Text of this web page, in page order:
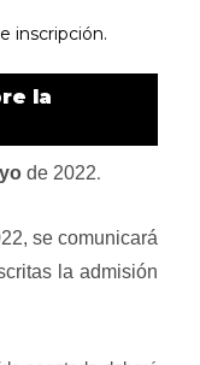
inscripción.
la
de 2022.
se comunicará
la admisión